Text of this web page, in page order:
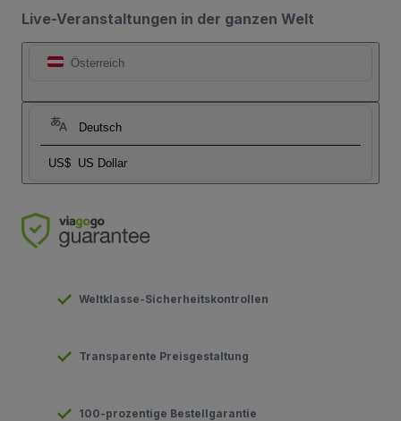
Live-Veranstaltungen in der ganzen Welt
Österreich
Deutsch
US$ US Dollar
Weltklasse-Sicherheitskontrollen
Transparente Preisgestaltung
100-prozentige Bestellgarantie